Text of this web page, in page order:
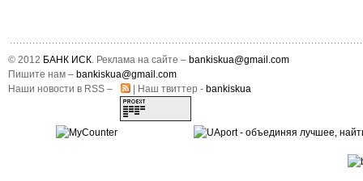
© 2012 БАНК ИСК. Реклама на сайте – bankiskua@gmail.com
Пишите нам – bankiskua@gmail.com
Наши новости в RSS –
| Наш твиттер - bankiskua